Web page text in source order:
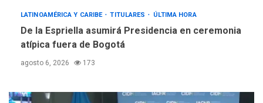
LATINOAMÉRICA Y CARIBE TITULARES ÚLTIMA HORA
De la Espriella asumirá Presidencia en ceremonia
atípica fuera de Bogotá
agosto 6, 2026 173